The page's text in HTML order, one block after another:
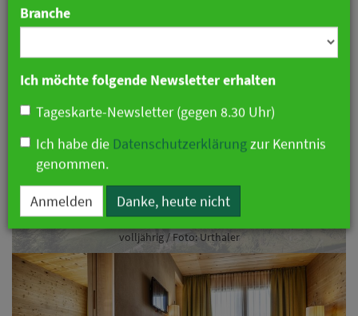
20. September 2019 11:44 Uhr
Seiser Alm Hotel Urthaler: Das erste Holzhotel der Alpen wird
volljährig / Foto: Urthaler
Vorheriges
Branche
Ich möchte folgende Newsletter erhalten
Tageskarte-Newsletter (gegen 8.30 Uhr)
Ich habe die Datenschutzerklärungzur Kenntnis
genommen.
Anmelden Danke, heute nicht